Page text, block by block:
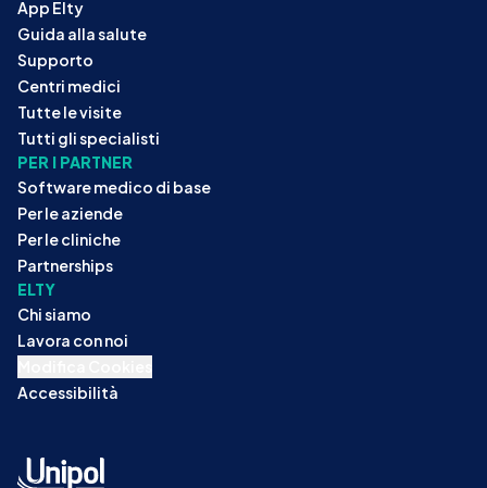
App Elty
Guida alla salute
Supporto
Centri medici
Tutte le visite
Tutti gli specialisti
PER I PARTNER
Software medico di base
Per le aziende
Per le cliniche
Partnerships
ELTY
Chi siamo
Lavora con noi
Accessibilità